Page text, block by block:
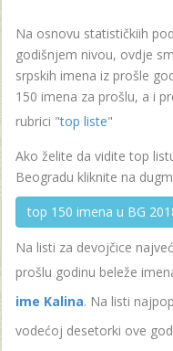
Na osnovu statističkiih
godišnjem nivou, ovdje
srpskih imena iz prošle
150 imena za prošlu, a i
rubrici "top liste"
Ako želite da vidite top
Beogradu kliknite na
top 150 imena u BG
Na listi za devojčice
prošlu godinu beleže
ime Kalina. Na listi
vodećoj desetorki ove